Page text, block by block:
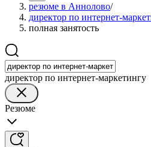
резюме в Аннолово/
директор по интернет-
полная занятость
директор по интернет-маркетингу
Резюме